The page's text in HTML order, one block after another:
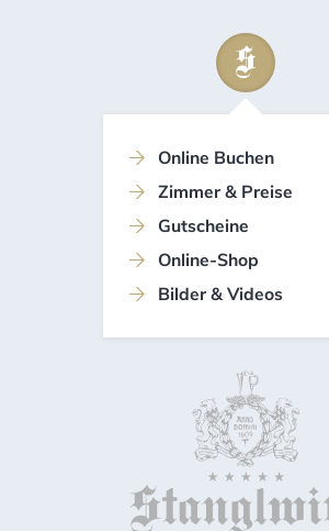
Online Buchen
Zimmer & Preise
Gutscheine
Online-Shop
Bilder & Videos